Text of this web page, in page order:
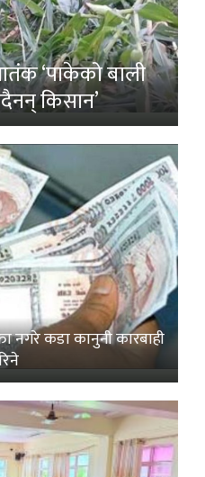
‘पाकेको बाली
किसान’
कडा कानुनी कारबाही